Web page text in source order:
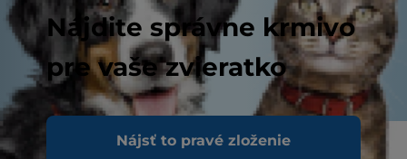
Nájdite správne krmivo
pre vaše zvieratko
Nájsť to pravé zloženie
Gravidita u psa trvá priemerne 63 dní a dojčenie